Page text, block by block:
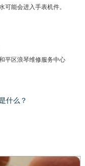
可能会进入手表机件。
平区浪琴维修服务中心
什么？